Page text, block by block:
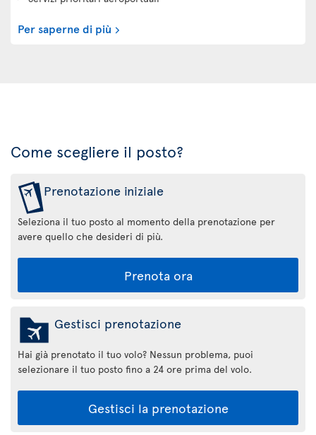
Per saperne di più
Come scegliere il posto?
Prenotazione iniziale
Seleziona il tuo posto al momento della prenotazione per
avere quello che desideri di più.
Prenota ora
Gestisci prenotazione
Hai già prenotato il tuo volo? Nessun problema, puoi
selezionare il tuo posto fino a 24 ore prima del volo.
Gestisci la prenotazione